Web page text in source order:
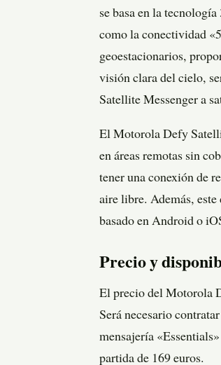
se basa en la
como la conectividad
geoestacionarios,
visión clara del cielo,
Satellite Messenger a
El Motorola Defy
en áreas remotas sin
tener una conexión de
aire libre. Además,
basado en Android o
Precio y
El precio del Motorola
Será necesario
mensajería
partida de 169 euros.